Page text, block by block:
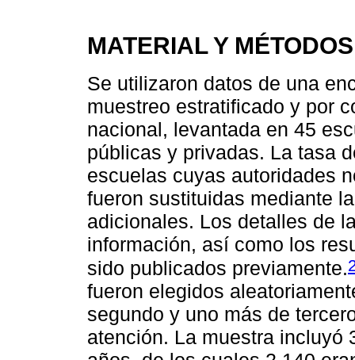
MATERIAL Y MÉTODOS
Se utilizaron datos de una
muestreo estratificado y por
nacional, levantada en 45
públicas y privadas. La tasa
escuelas cuyas autoridades
fueron sustituidas mediante
adicionales. Los detalles de
información, así como los
sido publicados previamente.
fueron elegidos
segundo y uno más de
atención. La muestra incluyó